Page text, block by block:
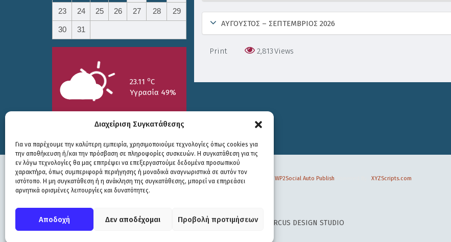
Διαχείριση Συγκατάθεσης
Για να παρέχουμε την καλύτερη εμπειρία, χρησιμοποιούμε τεχνολογίες όπως cookies για
την αποθήκευση ή/και την πρόσβαση σε πληροφορίες συσκευών. Η συγκατάθεση για τις
εν λόγω τεχνολογίες θα μας επιτρέψει να επεξεργαστούμε δεδομένα προσωπικού
χαρακτήρα, όπως συμπεριφορά περιήγησης ή μοναδικά αναγνωριστικά σε αυτόν τον
ιστότοπο. Η μη συγκατάθεση ή η ανάκληση της συγκατάθεσης, μπορεί να επηρεάσει
αρνητικά ορισμένες λειτουργίες και δυνατότητες.
Αποδοχή Δεν αποδέχομαι Προβολή προτιμήσεων
ΑΥΓΟΥΣΤΟΣ – ΣΕΠΤΕΜΒΡΙΟΣ 2026
Print 2,813Views
23 24 25 26 27 28 29
30 31
23.11 oC
Υγρασία 49%
25/7
15.73oC
26/7
17.99oC
27/7
20.94oC
© COPYRIGHT ΔΗΜΟΣ ΣΟΥΛΙΟΥ 2026
WEB DEVELOPMENT BYΕΓΚΡΙΤΟΣ GROUP| GRAPHICS DESIGN BY CIRCUS DESIGN STUDIO
WP2Social Auto Publish XYZScripts.com